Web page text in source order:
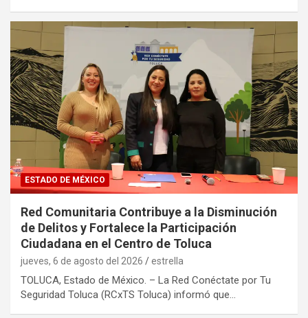
ESTADO DE MÉXICO
Red Comunitaria Contribuye a la Disminución
de Delitos y Fortalece la Participación
Ciudadana en el Centro de Toluca
jueves, 6 de agosto del 2026 estrella
TOLUCA, Estado de México. – La Red Conéctate por Tu
Seguridad Toluca (RCxTS Toluca) informó que…